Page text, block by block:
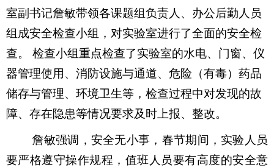
室副书记詹敏带领各课题组负责人、 办公后勤人员
组成安全检查小组， 对实验室进行了全面的安全检
查。
检查小组重点检查了实验室的水电、门窗、仪
器管理使用、消防设施与通道、危险（有毒）药品
储存与管理、环境卫生等，检查过程中对发现的故
障、 存在隐患等情况要求及时上报、整改。
詹敏强调，安全无小事 ，春节期间，实验人员
要严格遵守操作规程， 值班人员要有高度的安全意